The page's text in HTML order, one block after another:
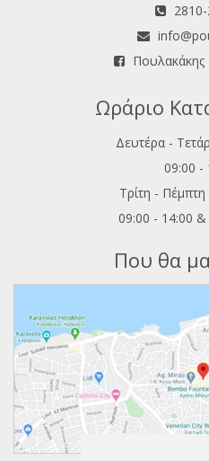
Πουλακάκης
Ωράριο
Δευτέρα -
09:00 -
Τρίτη -
09:00 - 14:00
Που θα